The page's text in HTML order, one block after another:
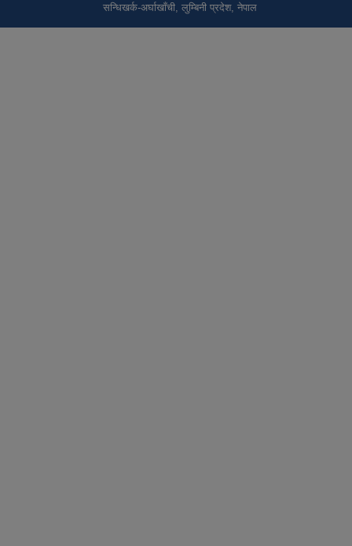
सन्धिखर्क-अर्घाखाँची, लुम्बिनी प्रदेश, नेपाल